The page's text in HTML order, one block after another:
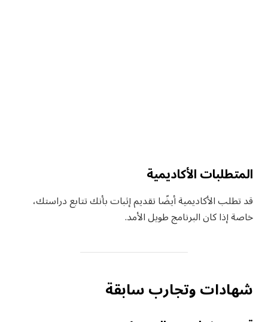
المتطلبات الأكاديمية
قد تطلب الأكاديمية أيضًا تقديم إثبات بأنك تتابع دراستك،
خاصة إذا كان البرنامج طويل الأمد.
شهادات وتجارب سابقة